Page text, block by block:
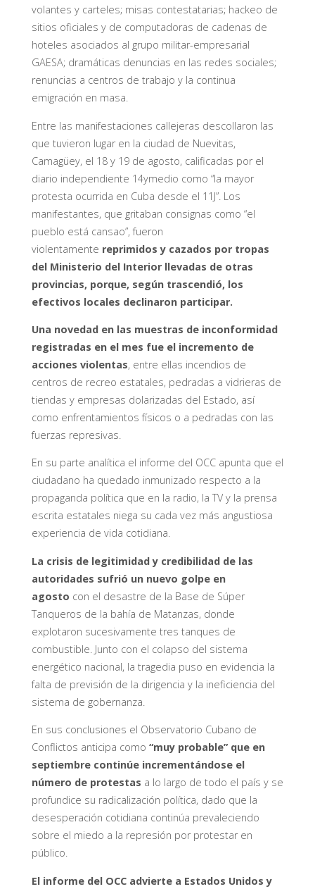
volantes y carteles; misas contestatarias; hackeo de
sitios oficiales y de computadoras de cadenas de
hoteles asociados al grupo militar-empresarial
GAESA; dramáticas denuncias en las redes sociales;
renuncias a centros de trabajo y la continua
emigración en masa.
Entre las manifestaciones callejeras descollaron las
que tuvieron lugar en la ciudad de Nuevitas,
Camagüey, el 18 y 19 de agosto, calificadas por el
diario independiente 14ymedio como “la mayor
protesta ocurrida en Cuba desde el 11J”. Los
manifestantes, que gritaban consignas como “el
pueblo está cansao”, fueron
violentamente reprimidos y cazados por tropas
del Ministerio del Interior llevadas de otras
provincias, porque, según trascendió, los
efectivos locales declinaron participar.
Una novedad en las muestras de inconformidad
registradas en el mes fue el incremento de
acciones violentas, entre ellas incendios de
centros de recreo estatales, pedradas a vidrieras de
tiendas y empresas dolarizadas del Estado, así
como enfrentamientos físicos o a pedradas con las
fuerzas represivas.
En su parte analítica el informe del OCC apunta que el
ciudadano ha quedado inmunizado respecto a la
propaganda política que en la radio, la TV y la prensa
escrita estatales niega su cada vez más angustiosa
experiencia de vida cotidiana.
La crisis de legitimidad y credibilidad de las
autoridades sufrió un nuevo golpe en
agosto con el desastre de la Base de Súper
Tanqueros de la bahía de Matanzas, donde
explotaron sucesivamente tres tanques de
combustible. Junto con el colapso del sistema
energético nacional, la tragedia puso en evidencia la
falta de previsión de la dirigencia y la ineficiencia del
sistema de gobernanza.
En sus conclusiones el Observatorio Cubano de
Conflictos anticipa como “muy probable” que en
septiembre continúe incrementándose el
número de protestas a lo largo de todo el país y se
profundice su radicalización política, dado que la
desesperación cotidiana continúa prevaleciendo
sobre el miedo a la represión por protestar en
público.
El informe del OCC advierte a Estados Unidos y